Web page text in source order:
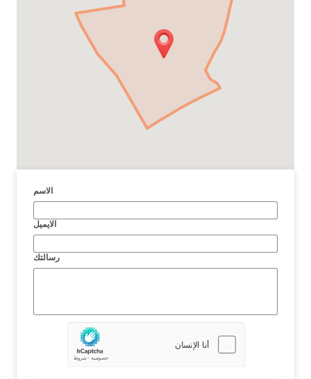
الاسم
الايميل
رسالتك